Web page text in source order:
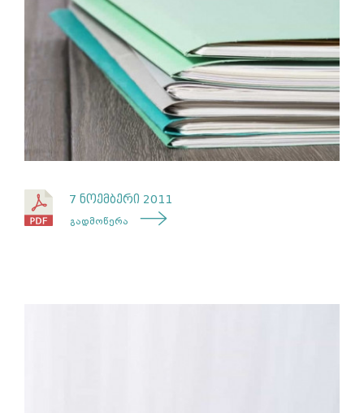
7 ნოემბერი 2011
გადმოწერა